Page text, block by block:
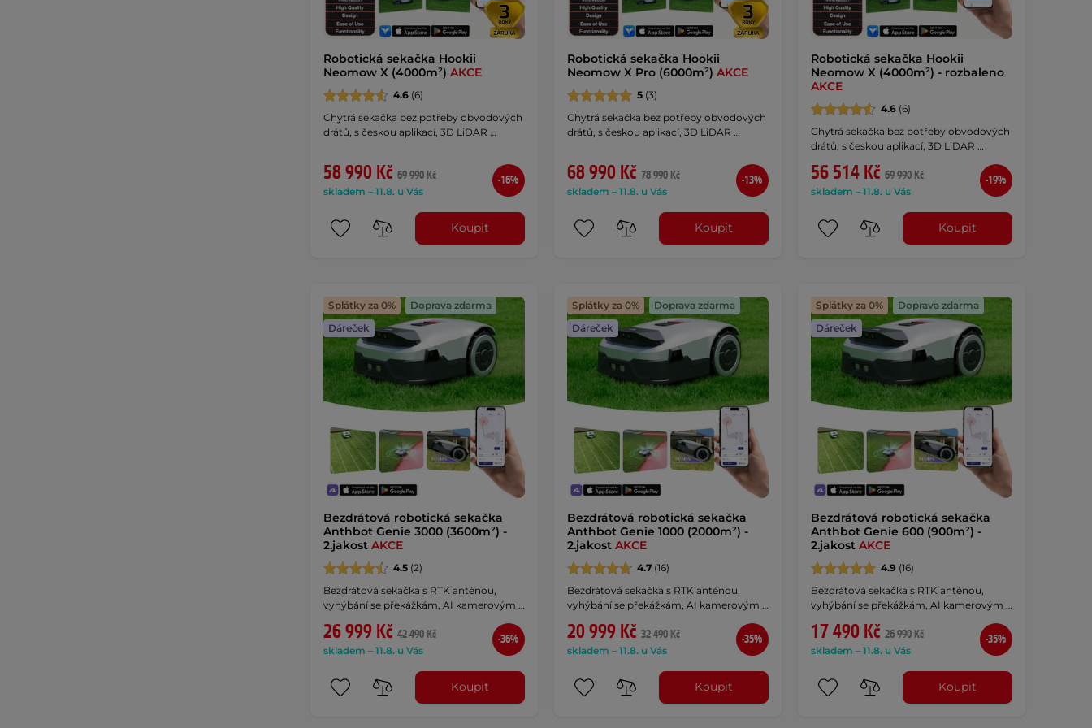
Robotická sekačka Hookii
Neomow X (4000m²) AKCE
4.6 (6)
Chytrá sekačka bez potřeby obvodových
drátů, s českou aplikací, 3D LiDAR …
58 990 Kč 69 990 Kč
skladem – 11.8. u Vás
-16%
Koupit
Robotická sekačka Hookii
Neomow X Pro (6000m²) AKCE
5(3)
Chytrá sekačka bez potřeby obvodových
drátů, s českou aplikací, 3D LiDAR …
68 990 Kč 78 990 Kč
skladem – 11.8. u Vás
-13%
Koupit
Robotická sekačka Hookii
Neomow X (4000m²) - rozbaleno
AKCE
4.6(6)
Chytrá sekačka bez potřeby obvodových
drátů, s českou aplikací, 3D LiDAR …
56 514 Kč 69 990 Kč
skladem – 11.8. u Vás
-19%
Koupit
Splátky za 0%
Doprava zdarma
Dáreček
Bezdrátová robotická sekačka
Anthbot Genie 3000 (3600m²) -
2.jakost AKCE
4.5 (2)
Bezdrátová sekačka s RTK anténou,
vyhýbání se překážkám, AI kamerovým …
26 999 Kč 42 490 Kč
skladem – 11.8. u Vás
-36%
Koupit
Splátky za 0%
Doprava zdarma
Dáreček
Bezdrátová robotická sekačka
Anthbot Genie 1000 (2000m²) -
2.jakost AKCE
4.7(16)
Bezdrátová sekačka s RTK anténou,
vyhýbání se překážkám, AI kamerovým …
20 999 Kč 32 490 Kč
skladem – 11.8. u Vás
-35%
Koupit
Splátky za 0%
Doprava zdarma
Dáreček
Bezdrátová robotická sekačka
Anthbot Genie 600 (900m²) -
2.jakost AKCE
4.9 (16)
Bezdrátová sekačka s RTK anténou,
vyhýbání se překážkám, AI kamerovým …
17 490 Kč 26 990 Kč
skladem – 11.8. u Vás
-35%
Koupit